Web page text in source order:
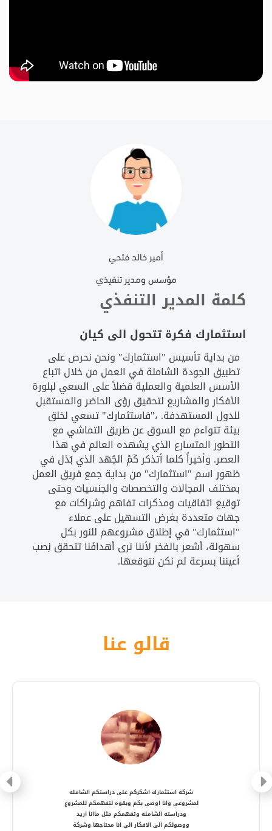
أمير خالد فتحي
مؤسس ومدير تنفيذي
كلمة المدير التنفذي
استثمارك فكرة تتحول الى كيان
من بداية تأسيس "استثمارك" ونحن نحرص على
تطبيق الجودة الشاملة في العمل من خلال اتباع
الأسس العلمية والعملية فضلاً على السعي لبلورة
الأفكار والمشاريع لتحقيق رؤى الحاضر والمستقبل
للدول المستهدفة. ،"فاستثمارك" تسعي لخلق
بيئة تتواءم مع السوق عن طريق التماشي مع
التطور المتسارع الذي يشهده العالم في هذا
العصر. وأخيراً كلما أتذكر كَمْ الجُهد الذي بُذل في
ظهور اسم "استثمارك" من بداية جمع فريق العمل
بمختلف المجالات والتخصصات والجنسيات وحتى
توقيع اتفاقيات ومذكرات تفاهم وشراكات مع
جهات متعددة بغرض التسهيل على عملاء
"استثمارك" في إطلاق مشروعهم للنور بكل
سهولة، أشعر بالفخر لأننا نرى أهدافَنا تتحقق نِصب
أعيننا بسرعة لم نكن نتوقعها.
قالو عنا
شركة متعاونة، انصح بالتعامل معها ، شكرا أستاذ
أمير